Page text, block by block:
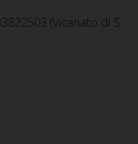
(Vicariato di S.